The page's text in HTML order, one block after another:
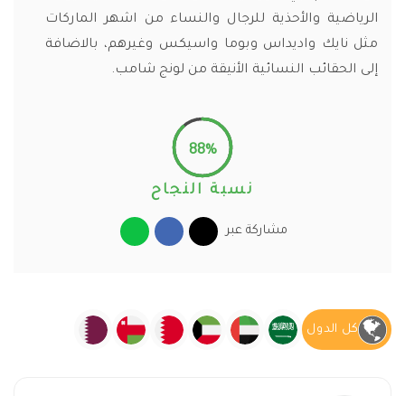
الرياضية والأحذية للرجال والنساء من اشهر الماركات
مثل نايك واديداس وبوما واسيكس وغيرهم، بالاضافة
إلى الحقائب النسائية الأنيقة من لونج شامب.
88%
نسبة النجاح
مشاركة عبر
كل الدول